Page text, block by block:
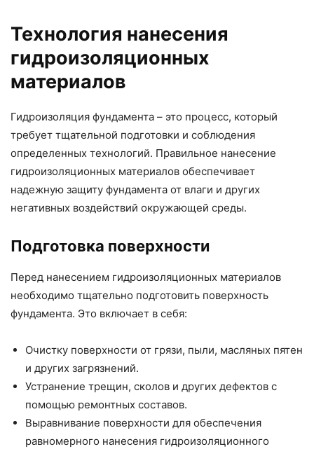
Технология нанесения
гидроизоляционных
материалов
Гидроизоляция фундамента – это процесс, который
требует тщательной подготовки и соблюдения
определенных технологий. Правильное нанесение
гидроизоляционных материалов обеспечивает
надежную защиту фундамента от влаги и других
негативных воздействий окружающей среды.
Подготовка поверхности
Перед нанесением гидроизоляционных материалов
необходимо тщательно подготовить поверхность
фундамента. Это включает в себя:
Очистку поверхности от грязи, пыли, масляных пятен
и других загрязнений.
Устранение трещин, сколов и других дефектов с
помощью ремонтных составов.
Выравнивание поверхности для обеспечения
равномерного нанесения гидроизоляционного